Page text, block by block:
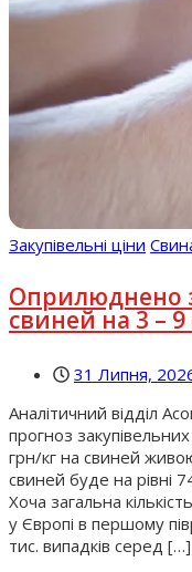
Закупівельні ціни
Оприлюднено
свиней на 3 –
31 Липня,
Аналітичний відділ
прогноз
грн/кг на свиней
свиней буде на рівні
Хоча загальна
у Європі в першому
тис. випадків серед […]